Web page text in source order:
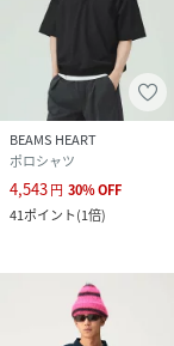
素材
サイズ
BEAMS HEART
ポロシャツ
4,543円 30%OFF
41ポイント(1倍)